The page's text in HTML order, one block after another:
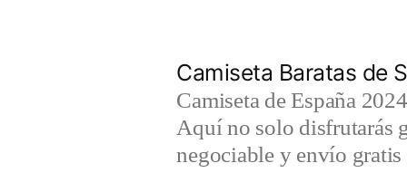
Camiseta Baratas de
Camiseta de España
Aquí no solo disfrutarás
negociable y envío